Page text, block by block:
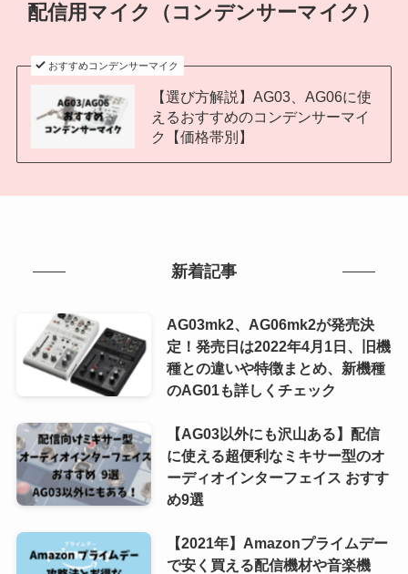
配信用マイク（コンデンサーマイク）
おすすめコンデンサーマイク
【選び方解説】AG03、AG06に使
えるおすすめのコンデンサーマイ
ク【価格帯別】
新着記事
AG03mk2、AG06mk2が発売決
定！発売日は2022年4月1日、旧機
種との違いや特徴まとめ、新機種
のAG01も詳しくチェック
【AG03以外にも沢山ある】配信
に使える超便利なミキサー型のオ
ーディオインターフェイス おすす
め9選
【2021年】Amazonプライムデー
で安く買える配信機材や音楽機